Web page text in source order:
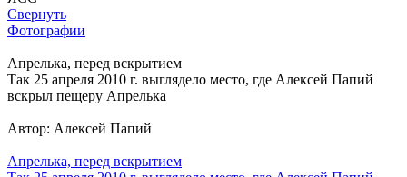
Свернуть
Фотографии
Апрелька, перед вскрытием
Так 25 апреля 2010 г. выглядело место, где Алексей Папий
вскрыл пещеру Апрелька
Автор: Алексей Папий
Апрелька, перед вскрытием